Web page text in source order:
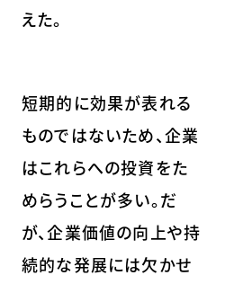
えた。
短期的に効果が表れる
ものではないため、企業
はこれらへの投資をた
めらうことが多い。だ
が、企業価値の向上や持
続的な発展には欠かせ